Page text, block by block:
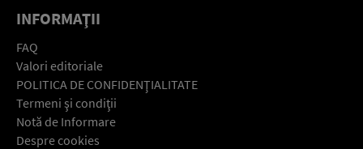
INFORMAŢII
FAQ
Valori editoriale
POLITICA DE CONFIDENŢIALITATE
Termeni şi condiţii
Notă de Informare
Despre cookies